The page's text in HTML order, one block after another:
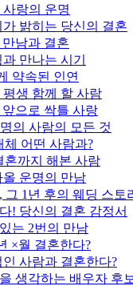
랑의 운명
밝히는 당신의 결혼
남과 결혼
만나는 시기
약속된 인연
생 함께 할 사람
으로 싹틀 사랑
의 사람의 모든 것
체 어떤 사람과?
혼까지 해본 사람
운명의 만남
1년 후의 웨딩 스토
! 당신의 결혼 감정서
는 2번의 만남
×월 결혼한다?
사람과 결혼한다?
생각하는 배우자 후보